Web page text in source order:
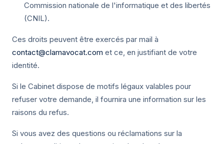
Commission nationale de l'informatique et des libertés
(CNIL).
Ces droits peuvent être exercés par mail à
contact@clamavocat.com et ce, en justifiant de votre
identité.
Si le Cabinet dispose de motifs légaux valables pour
refuser votre demande, il fournira une information sur les
raisons du refus.
Si vous avez des questions ou réclamations sur la